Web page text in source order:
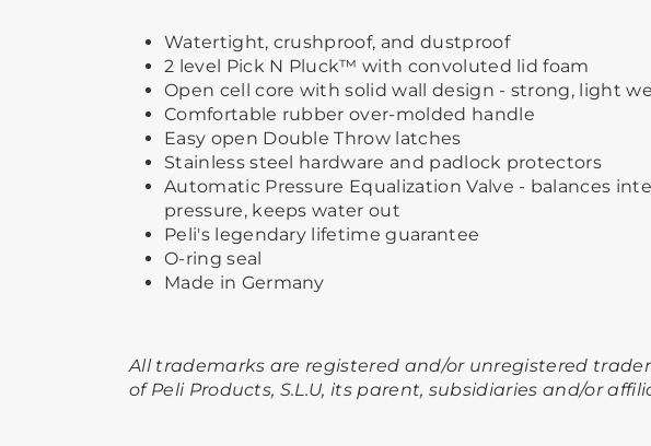
Watertight, crushproof, and dustproof
2 level Pick N Pluck™ with convoluted lid foam
Open cell core with solid wall design - strong, light
Comfortable rubber over-molded handle
Easy open Double Throw latches
Stainless steel hardware and padlock protectors
Automatic Pressure Equalization Valve - balances
pressure, keeps water out
Peli's legendary lifetime guarantee
O-ring seal
Made in Germany
All trademarks are registered and/or unregistered
of Peli Products, S.L.U, its parent, subsidiaries and/or